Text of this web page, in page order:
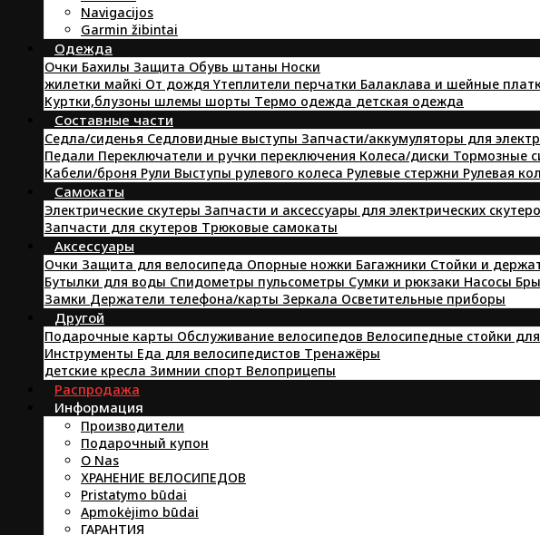
Navigacijos
Garmin žibintai
Oдежда
Oчки Бахилы Защита Oбувь штаны Hоски
жилетки майкi От дождя Yтеплители перчатки Балаклава и шейные
Kуртки,блузоны шлемы шорты Tермо одежда детская одежда
Составные части
Седла/сиденья Седловидные выступы Запчасти/аккумуляторы для
Педали Переключатели и ручки переключения Колеса/диски Тормозные
Кабели/броня Pули Выступы рулевого колеса Рулевые стержни Рулевая
Самокаты
Электрические скутеры Запчасти и аксессуары для электрических
Запчасти для скутеров Трюковые самокаты
Аксессуары
Очки Защита для велосипеда Опорные ножки Багажники Стойки и
Бутылки для воды Спидометры пульсометры Сумки и рюкзаки Насосы
Замки Держатели телефона/карты Зеркала Осветительные приборы
Другой
Подарочные карты Обслуживание велосипедов Велосипедные стойки
Инструменты Еда для велосипедистов Tренажёры
детские кресла Зимнии спорт Велоприцепы
Распродажа
Информация
Производители
Подарочный купон
O Nas
ХРАНЕНИЕ ВЕЛОСИПЕДОВ
Pristatymo būdai
Apmokėjimo būdai
ГАРАНТИЯ